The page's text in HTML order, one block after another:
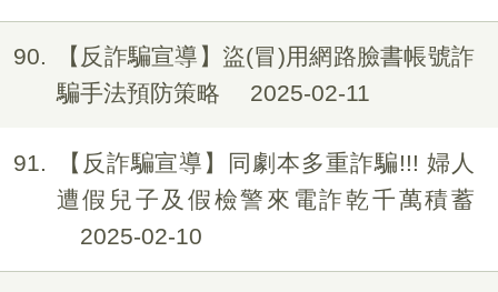
90
【反詐騙宣導】盜(冒)用網路臉書帳號詐
騙手法預防策略
2025-02-11
91
【反詐騙宣導】同劇本多重詐騙!!! 婦人
遭假兒子及假檢警來電詐乾千萬積蓄
2025-02-10